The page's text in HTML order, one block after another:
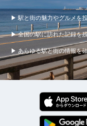
▶ 駅と街の魅力やグルメを
▶ 全国の駅に訪れた記録を
▶ あらゆる駅と街の情報を